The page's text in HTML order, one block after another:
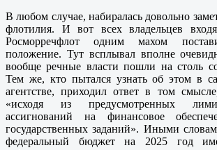
В любом случае, набиралась довольно
флотилия. И вот всех владельцев
Росморречфлот одним махом
положение. Тут всплывал вполне
вообще речные власти пошли на столь
Тем же, кто пытался узнать об этом в
агентстве, приходил ответ в том
«исходя из предусмотренных
ассигнований на финансовое
государственных заданий». Иными
федеральный бюджет на 2025 год